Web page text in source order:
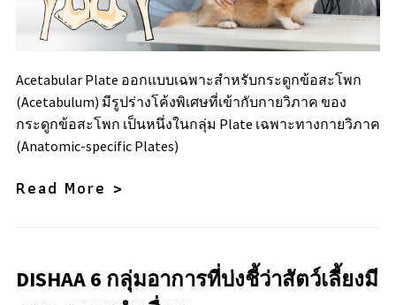
Acetabular Plate ออกแบบเฉพาะสำหรับกระดูกข้อสะโพก
(Acetabulum) มีรูปร่างโค้งพิเศษที่เข้ากับกายวิภาค ของ
กระดูกข้อสะโพก เป็นหนึ่งในกลุ่ม Plate เฉพาะทางกายวิภาค
(Anatomic-specific Plates)
Read More >
DISHAA 6 กลุ่มอาการที่บ่งชี้ว่าสัตว์เลี้ยงมี